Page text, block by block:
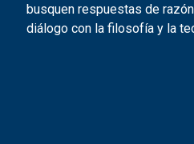
busquen respuestas de
diálogo con la filosofía y la